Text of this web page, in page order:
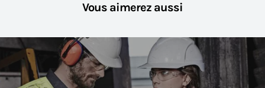
Vous aimerez aussi